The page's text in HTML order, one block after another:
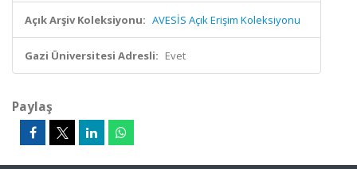
Açık Arşiv Koleksiyonu: AVESİS Açık Erişim Koleksiyonu
Gazi Üniversitesi Adresli: Evet
Paylaş